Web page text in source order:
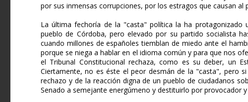
por sus inmensas corrupciones, por los estragos que causan al
La última fechoría de la "casta" política la ha protagonizado
pueblo de Córdoba, pero elevado por su partido socialista
cuando millones de españoles tiemblan de miedo ante el
porque se niega a hablar en el idioma común y para que nos
el Tribunal Constitucional rechaza, como es su deber, un
Ciertamente, no es éste el peor desmán de la "casta", pero
rechazo y de la reacción digna de un pueblo de ciudadanos
Senado a semejante energúmeno y destituirlo por provocador